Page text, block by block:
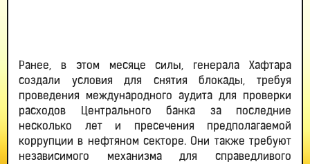
Ранее, в этом месяце силы, генерала Хафтара
создали условия для снятия блокады, требуя
проведения международного аудита для проверки
расходов Центрального банка за последние
несколько лет и пресечения предполагаемой
коррупции в нефтяном секторе. Они также требуют
независимого механизма для справедливого